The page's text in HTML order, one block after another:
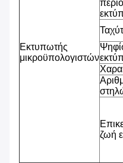
Εκτυπωτής
μικροϋπολογιστών
ζωή